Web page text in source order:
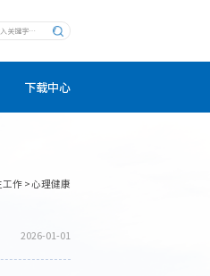
下载中心
工作 >心理健康
2026-01-01